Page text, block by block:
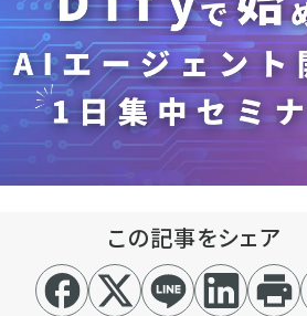
この記事をシェア